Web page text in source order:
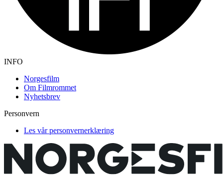
INFO
Norgesfilm
Om Filmrommet
Nyhetsbrev
Personvern
Les vår personvernerklæring